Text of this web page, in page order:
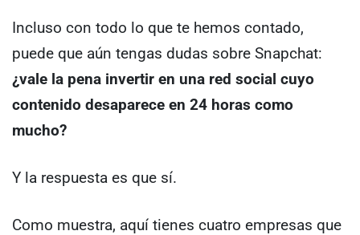
Incluso con todo lo que te hemos contado,
puede que aún tengas dudas sobre Snapchat:
¿vale la pena invertir en una red social cuyo
contenido desaparece en 24 horas como
mucho?
Y la respuesta es que sí.
Como muestra, aquí tienes cuatro empresas que